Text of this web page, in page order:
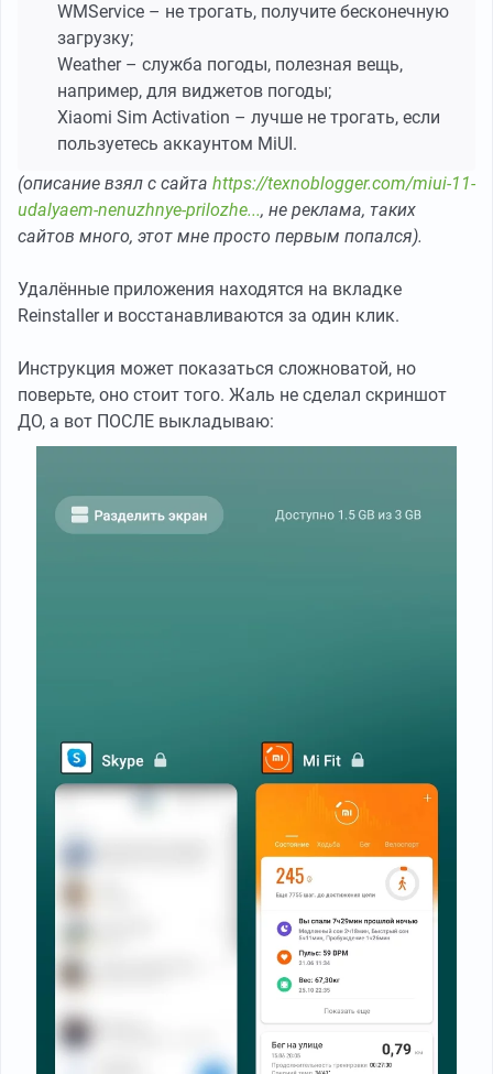
WMService – не трогать, получите бесконечную
загрузку;
Weather – служба погоды, полезная вещь,
например, для виджетов погоды;
Xiaomi Sim Activation – лучше не трогать, если
пользуетесь аккаунтом MiUI.
(описание взял с сайта https://texnoblogger.com/miui-11-
udalyaem-nenuzhnye-prilozhe..., не реклама, таких
сайтов много, этот мне просто первым попался).
Удалённые приложения находятся на вкладке
Reinstaller и восстанавливаются за один клик.
Инструкция может показаться сложноватой, но
поверьте, оно стоит того. Жаль не сделал скриншот
ДО, а вот ПОСЛЕ выкладываю: